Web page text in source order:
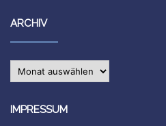
ARCHIV
Archiv
IMPRESSUM